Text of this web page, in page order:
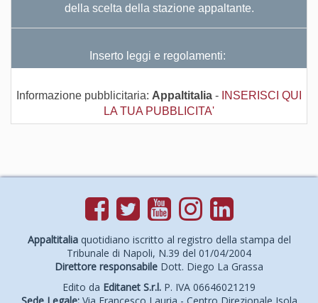
della scelta della stazione appaltante.
Inserto leggi e regolamenti:
Informazione pubblicitaria: Appaltitalia - INSERISCI QUI
LA TUA PUBBLICITA'
Appaltitaliaquotidiano iscritto al registro della stampa del
Tribunale di Napoli, N.39 del 01/04/2004
Direttore responsabile Dott. Diego La Grassa
Edito da Editanet S.r.l. P. IVA 06646021219